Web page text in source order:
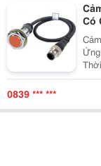
Có
Ứng
0839 *** ***